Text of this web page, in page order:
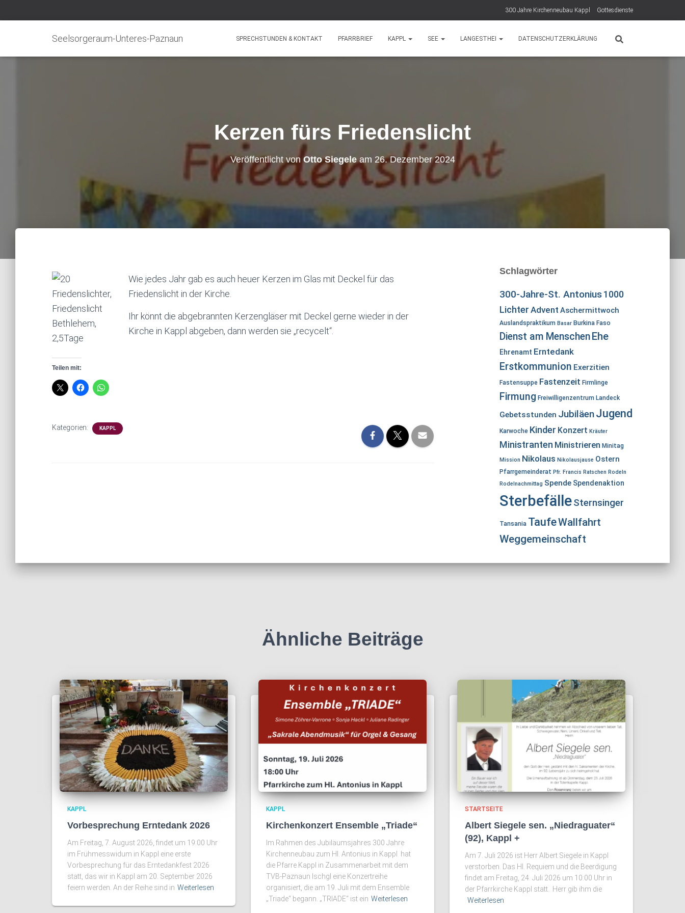
300 Jahre Kirchenneubau Kappl Gottesdienste
Seelsorgeraum-Unteres-Paznaun SPRECHSTUNDEN & KONTAKT PFARRBRIEF KAPPL SEE LANGESTHEI DATENSCHUTZERKLÄRUNG
Kerzen fürs Friedenslicht
Veröffentlicht vonOtto Siegeleam 26. Dezember 2024
Wie jedes Jahr gab es auch heuer Kerzen im Glas mit Deckel für das
Friedenslicht in der Kirche.
Ihr könnt die abgebrannten Kerzengläser mit Deckel gerne wieder in der
Kirche in Kappl abgeben, dann werden sie „recycelt“.
Teilen mit:
Kategorien: KAPPL
Schlagwörter
300-Jahre-St. Antonius 1000
Lichter Advent Aschermittwoch
Auslandspraktikum Basar Burkina Faso
Dienst am MenschenEhe
Ehrenamt Erntedank
Erstkommunion Exerzitien
Fastensuppe Fastenzeit Firmlinge
Firmung Freiwilligenzentrum Landeck
Gebetsstunden Jubiläen Jugend
Karwoche Kinder Konzert Kräuter
Ministranten Ministrieren Minitag
Mission Nikolaus Nikolausjause Ostern
Pfarrgemeinderat Pfr. Francis Ratschen Rodeln
Rodelnachmittag Spende Spendenaktion
Sterbefälle Sternsinger
Tansania TaufeWallfahrt
Weggemeinschaft
Ähnliche Beiträge
KAPPL
Vorbesprechung Erntedank 2026
Am Freitag, 7. August 2026, findet um 19:00 Uhr
im Frühmesswidum in Kappl eine erste
Vorbesprechung für das Erntedankfest 2026
statt, das wir in Kappl am 20. September 2026
feiern werden. An der Reihe sind in Weiterlesen
KAPPL
Kirchenkonzert Ensemble „Triade“
Im Rahmen des Jubiläumsjahres 300 Jahre
Kirchenneubau zum Hl. Antonius in Kappl hat
die Pfarre Kappl in Zusammenarbeit mit dem
TVB-Paznaun Ischgl eine Konzertreihe
organisiert, die am 19. Juli mit dem Ensemble
„Triade“ begann. „TRIADE“ ist ein Weiterlesen
STARTSEITE
Albert Siegele sen. „Niedraguater“
(92), Kappl +
Am 7. Juli 2026 ist Herr Albert Siegele in Kappl
verstorben. Das Hl. Requiem und die Beerdigung
findet am Freitag, 24. Juli 2026 um 10:00 Uhr in
der Pfarrkirche Kappl statt. Herr gib ihm die
Weiterlesen